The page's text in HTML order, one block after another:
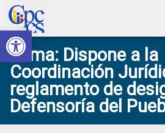
Abrir barra de
Skip
to
primary
navigation
Skip
to
main
content
Skip
to
primary
sidebar
Skip
to
footer
Consejo
de
Participación
Ciudadana
y
Construyendo
Poder
Ciudadano
Tema: Dispone a la
Coordinación
reglamento de
Defensoría del